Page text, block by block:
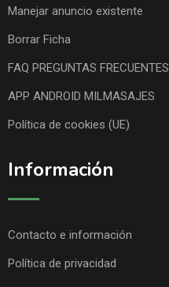
Manejar anuncio existente
Borrar Ficha
FAQ PREGUNTAS FRECUENTES
APP ANDROID MILMASAJES
Política de cookies (UE)
Información
Contacto e información
Política de privacidad